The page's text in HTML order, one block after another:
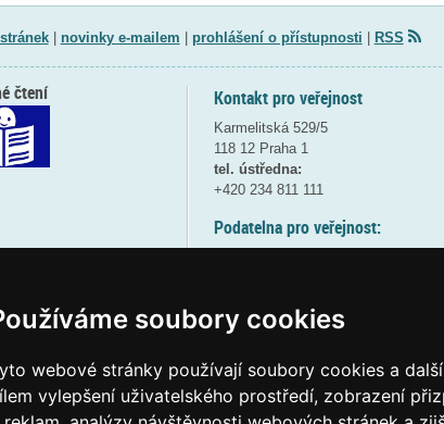
soubory cookies
webové stránky používají soubory cookies a
vylepšení uživatelského prostředí, zobrazení
| novinky e-mailem prohlášení o přístupnosti RSS
Kontakt pro veřejnost
Karmelitská 529/5
118 12 Praha 1
tel. ústředna:
+420 234 811 111
Podatelna pro veřejnost:
(více informací
Elektronická podatelna:
čtení